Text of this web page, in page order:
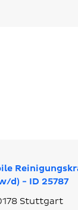
d) - ID 25787
Stuttgart